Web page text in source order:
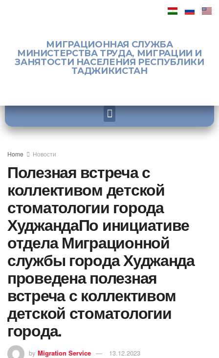
МИГРАЦИОННАЯ СЛУЖБА
МИНИСТЕРСТВА ТРУДА, МИГРАЦИИ И
ЗАНЯТОСТИ НАСЕЛЕНИЯ РЕСПУБЛИКИ
ТАДЖИКИСТАН
Home Новости
Полезная встреча с
коллективом детской
стоматологии города
ХуджандаПо инициативе
отдела Миграционной
службы города Худжанда
проведена полезная
встреча с коллективом
детской стоматологии
города.
by Migration Service 13.12.2023